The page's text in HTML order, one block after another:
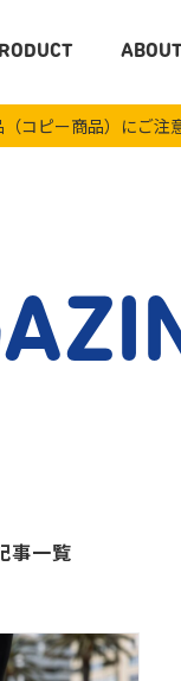
コピー商品）にご注
事一覧